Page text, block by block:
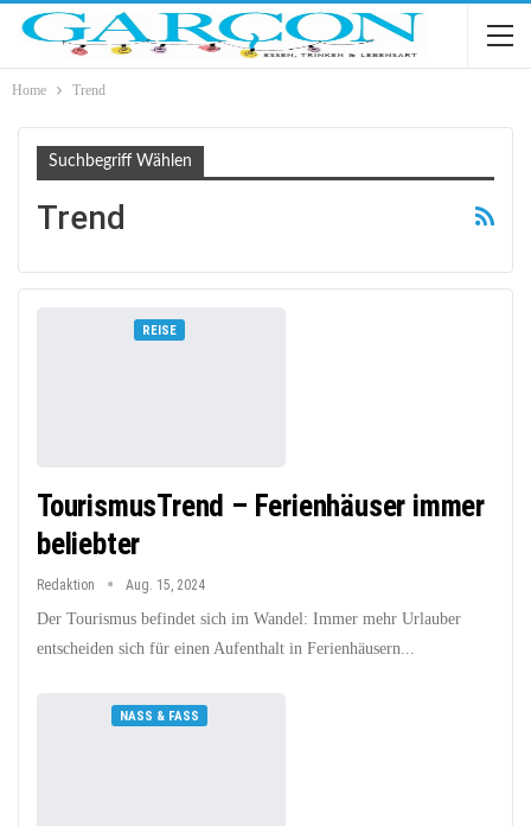
Home Trend
Suchbegriff Wählen
Trend
REISE
TourismusTrend – Ferienhäuser immer
beliebter
Redaktion Aug. 15, 2024
Der Tourismus befindet sich im Wandel: Immer mehr Urlauber
entscheiden sich für einen Aufenthalt in Ferienhäusern...
NASS & FASS